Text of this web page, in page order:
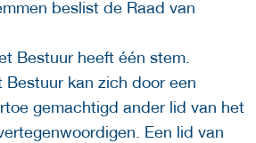
beslist de Raad van
Bestuur heeft één stem.
Bestuur kan zich door een
gemachtigd ander lid van het
Een lid van